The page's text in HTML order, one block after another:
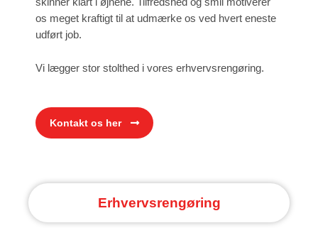
os meget kraftigt til at udmærke os ved hvert eneste
udført job.
Vi lægger stor stolthed i vores erhvervsrengøring.
Kontakt os her
Erhvervsrengøring